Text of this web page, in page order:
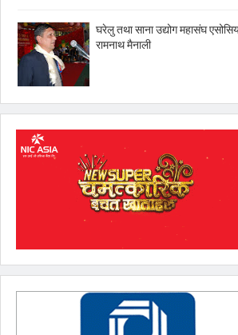
घरेलु तथा साना उद्योग महासंघ
रामनाथ मैनाली